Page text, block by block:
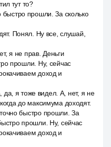
тут то?
быстро прошли. За сколько
Понял. Ну все, слушай,
я не прав. Деньги
прошли. Ну, сейчас
доход и
да, я тоже видел. А, нет, я не
до максимума доходят.
быстро прошли. За
прошли. Ну, сейчас
доход и